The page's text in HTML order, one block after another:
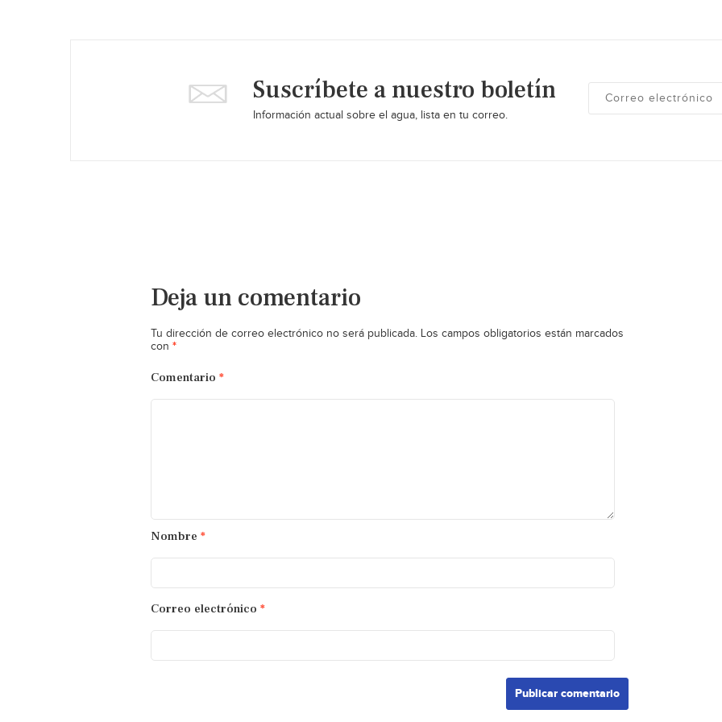
Suscríbete a nuestro boletín
Información actual sobre el agua, lista en tu correo.
Deja un comentario
Tu dirección de correo electrónico no será publicada. Los campos obligatorios están marcados
con *
Comentario *
Nombre *
Correo electrónico *